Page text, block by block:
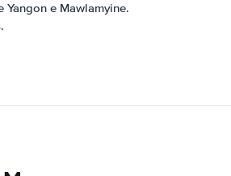
Yangon e Mawlamyine.